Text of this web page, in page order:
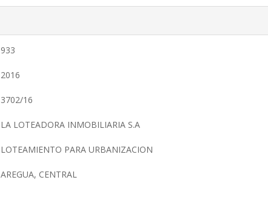
933
2016
3702/16
LA LOTEADORA INMOBILIARIA S.A
LOTEAMIENTO PARA URBANIZACION
AREGUA, CENTRAL